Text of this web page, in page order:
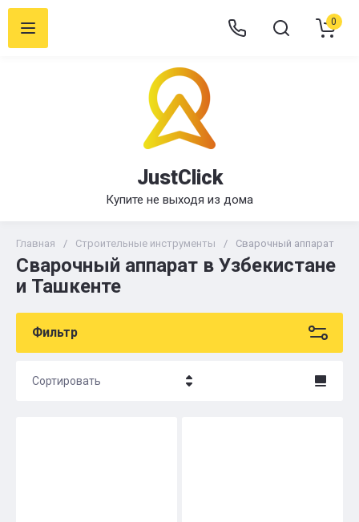
JustClick
Купите не выходя из дома
0
Главная / Строительные инструменты / Сварочный аппарат
Сварочный аппарат в Узбекистане
и Ташкенте
Фильтр
Сортировать